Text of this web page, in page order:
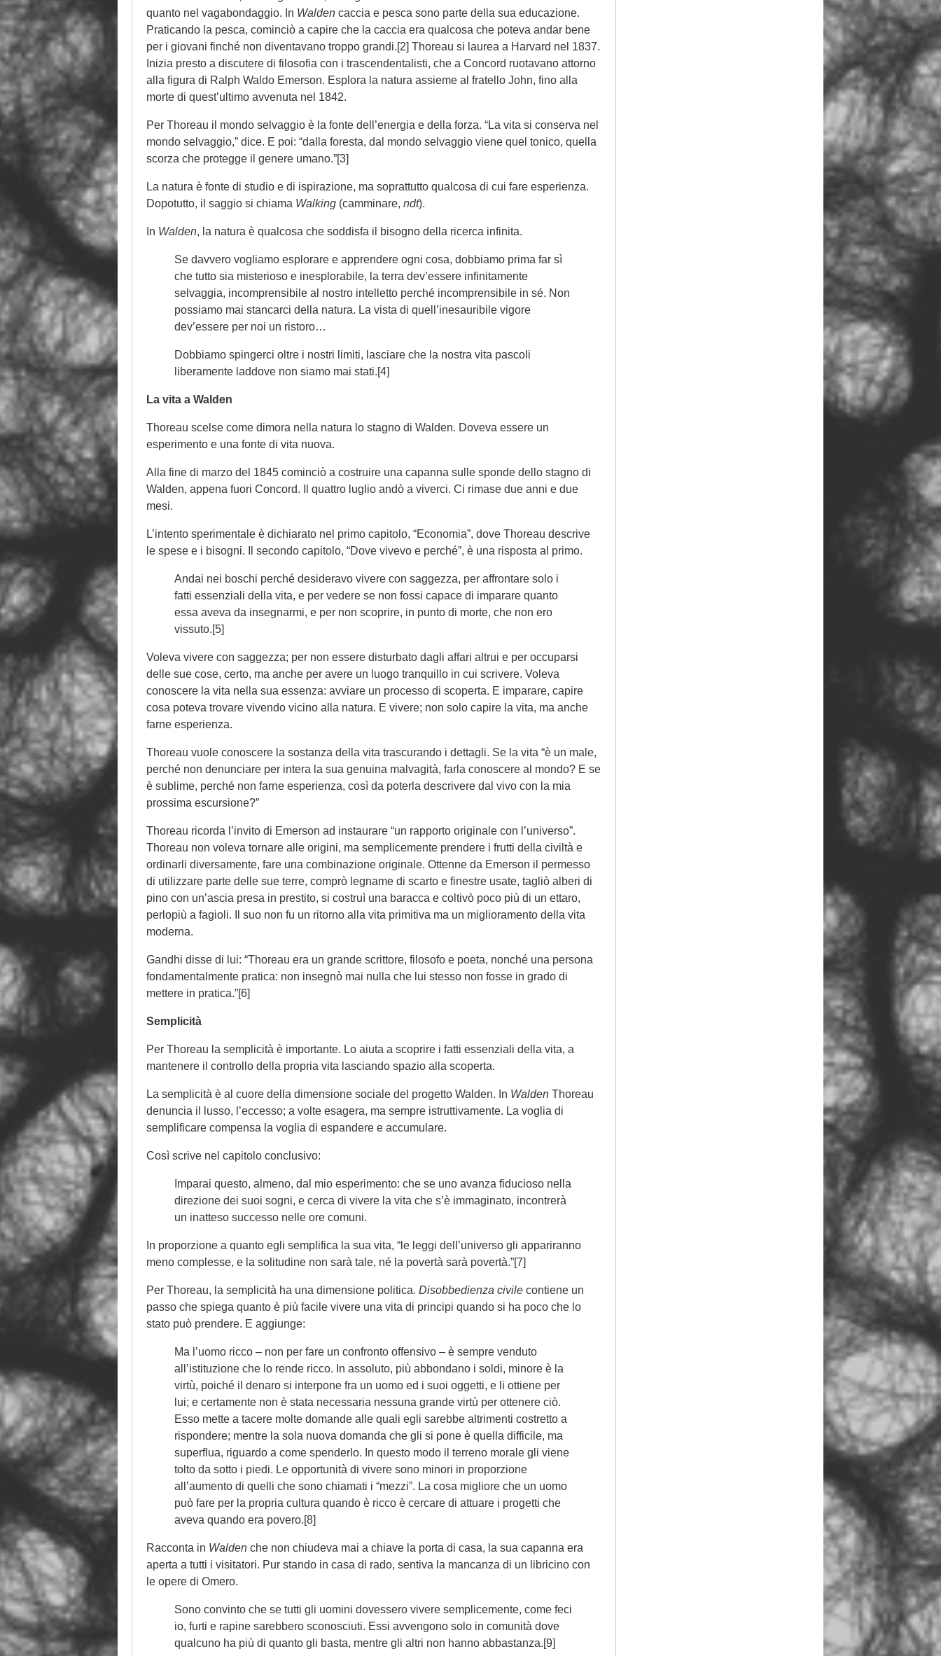
quanto nel vagabondaggio. In Walden caccia e pesca sono parte della sua educazione.
Praticando la pesca, cominciò a capire che la caccia era qualcosa che poteva andar bene
per i giovani finché non diventavano troppo grandi.[2] Thoreau si laurea a Harvard nel 1837.
Inizia presto a discutere di filosofia con i trascendentalisti, che a Concord ruotavano attorno
alla figura di Ralph Waldo Emerson. Esplora la natura assieme al fratello John, fino alla
morte di quest’ultimo avvenuta nel 1842.
Per Thoreau il mondo selvaggio è la fonte dell’energia e della forza. “La vita si conserva nel
mondo selvaggio,” dice. E poi: “dalla foresta, dal mondo selvaggio viene quel tonico, quella
scorza che protegge il genere umano.”[3]
La natura è fonte di studio e di ispirazione, ma soprattutto qualcosa di cui fare esperienza.
Dopotutto, il saggio si chiama Walking (camminare, ndt).
In Walden, la natura è qualcosa che soddisfa il bisogno della ricerca infinita.
Se davvero vogliamo esplorare e apprendere ogni cosa, dobbiamo prima far sì
che tutto sia misterioso e inesplorabile, la terra dev’essere infinitamente
selvaggia, incomprensibile al nostro intelletto perché incomprensibile in sé. Non
possiamo mai stancarci della natura. La vista di quell’inesauribile vigore
dev’essere per noi un ristoro…
Dobbiamo spingerci oltre i nostri limiti, lasciare che la nostra vita pascoli
liberamente laddove non siamo mai stati.[4]
La vita a Walden
Thoreau scelse come dimora nella natura lo stagno di Walden. Doveva essere un
esperimento e una fonte di vita nuova.
Alla fine di marzo del 1845 cominciò a costruire una capanna sulle sponde dello stagno di
Walden, appena fuori Concord. Il quattro luglio andò a viverci. Ci rimase due anni e due
mesi.
L’intento sperimentale è dichiarato nel primo capitolo, “Economia”, dove Thoreau descrive
le spese e i bisogni. Il secondo capitolo, “Dove vivevo e perché”, è una risposta al primo.
Andai nei boschi perché desideravo vivere con saggezza, per affrontare solo i
fatti essenziali della vita, e per vedere se non fossi capace di imparare quanto
essa aveva da insegnarmi, e per non scoprire, in punto di morte, che non ero
vissuto.[5]
Voleva vivere con saggezza; per non essere disturbato dagli affari altrui e per occuparsi
delle sue cose, certo, ma anche per avere un luogo tranquillo in cui scrivere. Voleva
conoscere la vita nella sua essenza: avviare un processo di scoperta. E imparare, capire
cosa poteva trovare vivendo vicino alla natura. E vivere; non solo capire la vita, ma anche
farne esperienza.
Thoreau vuole conoscere la sostanza della vita trascurando i dettagli. Se la vita “è un male,
perché non denunciare per intera la sua genuina malvagità, farla conoscere al mondo? E se
è sublime, perché non farne esperienza, così da poterla descrivere dal vivo con la mia
prossima escursione?”
Thoreau ricorda l’invito di Emerson ad instaurare “un rapporto originale con l’universo”.
Thoreau non voleva tornare alle origini, ma semplicemente prendere i frutti della civiltà e
ordinarli diversamente, fare una combinazione originale. Ottenne da Emerson il permesso
di utilizzare parte delle sue terre, comprò legname di scarto e finestre usate, tagliò alberi di
pino con un’ascia presa in prestito, si costruì una baracca e coltivò poco più di un ettaro,
perlopiù a fagioli. Il suo non fu un ritorno alla vita primitiva ma un miglioramento della vita
moderna.
Gandhi disse di lui: “Thoreau era un grande scrittore, filosofo e poeta, nonché una persona
fondamentalmente pratica: non insegnò mai nulla che lui stesso non fosse in grado di
mettere in pratica.”[6]
Semplicità
Per Thoreau la semplicità è importante. Lo aiuta a scoprire i fatti essenziali della vita, a
mantenere il controllo della propria vita lasciando spazio alla scoperta.
La semplicità è al cuore della dimensione sociale del progetto Walden. In Walden Thoreau
denuncia il lusso, l’eccesso; a volte esagera, ma sempre istruttivamente. La voglia di
semplificare compensa la voglia di espandere e accumulare.
Così scrive nel capitolo conclusivo:
Imparai questo, almeno, dal mio esperimento: che se uno avanza fiducioso nella
direzione dei suoi sogni, e cerca di vivere la vita che s’è immaginato, incontrerà
un inatteso successo nelle ore comuni.
In proporzione a quanto egli semplifica la sua vita, “le leggi dell’universo gli appariranno
meno complesse, e la solitudine non sarà tale, né la povertà sarà povertà.”[7]
Per Thoreau, la semplicità ha una dimensione politica. Disobbedienza civile contiene un
passo che spiega quanto è più facile vivere una vita di principi quando si ha poco che lo
stato può prendere. E aggiunge:
Ma l’uomo ricco – non per fare un confronto offensivo – è sempre venduto
all’istituzione che lo rende ricco. In assoluto, più abbondano i soldi, minore è la
virtù, poiché il denaro si interpone fra un uomo ed i suoi oggetti, e li ottiene per
lui; e certamente non è stata necessaria nessuna grande virtù per ottenere ciò.
Esso mette a tacere molte domande alle quali egli sarebbe altrimenti costretto a
rispondere; mentre la sola nuova domanda che gli si pone è quella difficile, ma
superflua, riguardo a come spenderlo. In questo modo il terreno morale gli viene
tolto da sotto i piedi. Le opportunità di vivere sono minori in proporzione
all’aumento di quelli che sono chiamati i “mezzi”. La cosa migliore che un uomo
può fare per la propria cultura quando è ricco è cercare di attuare i progetti che
aveva quando era povero.[8]
Racconta in Walden che non chiudeva mai a chiave la porta di casa, la sua capanna era
aperta a tutti i visitatori. Pur stando in casa di rado, sentiva la mancanza di un libricino con
le opere di Omero.
Sono convinto che se tutti gli uomini dovessero vivere semplicemente, come feci
io, furti e rapine sarebbero sconosciuti. Essi avvengono solo in comunità dove
qualcuno ha più di quanto gli basta, mentre gli altri non hanno abbastanza.[9]